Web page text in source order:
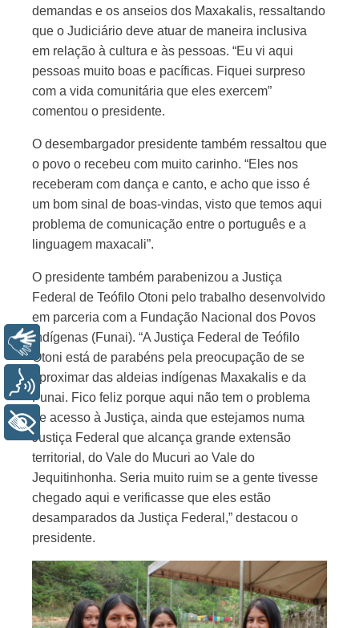
demandas e os anseios dos Maxakalis, ressaltando
que o Judiciário deve atuar de maneira inclusiva
em relação à cultura e às pessoas. “Eu vi aqui
pessoas muito boas e pacíficas. Fiquei surpreso
com a vida comunitária que eles exercem”
comentou o presidente.
O desembargador presidente também ressaltou que
o povo o recebeu com muito carinho. “Eles nos
receberam com dança e canto, e acho que isso é
um bom sinal de boas-vindas, visto que temos aqui
problema de comunicação entre o português e a
linguagem maxacali”.
O presidente também parabenizou a Justiça
Federal de Teófilo Otoni pelo trabalho desenvolvido
em parceria com a Fundação Nacional dos Povos
Indígenas (Funai). “A Justiça Federal de Teófilo
Otoni está de parabéns pela preocupação de se
aproximar das aldeias indígenas Maxakalis e da
Funai. Fico feliz porque aqui não tem o problema
de acesso à Justiça, ainda que estejamos numa
Justiça Federal que alcança grande extensão
territorial, do Vale do Mucuri ao Vale do
Jequitinhonha. Seria muito ruim se a gente tivesse
chegado aqui e verificasse que eles estão
desamparados da Justiça Federal,” destacou o
presidente.
Libras
Voz
+ Acessibilidade